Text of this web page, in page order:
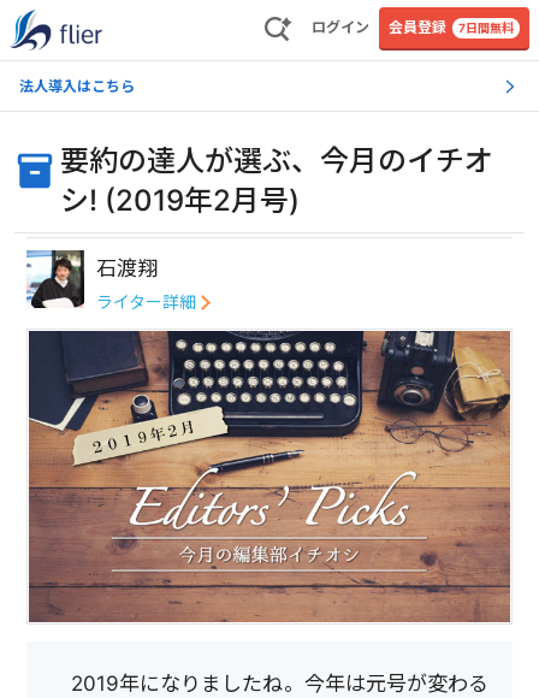
ログイン 会員登録 7日間無料
法人導入はこちら
要約の達人が選ぶ、今月のイチオ
シ! (2019年2月号)
石渡翔
ライター詳細
2019年になりましたね。今年は元号が変わる